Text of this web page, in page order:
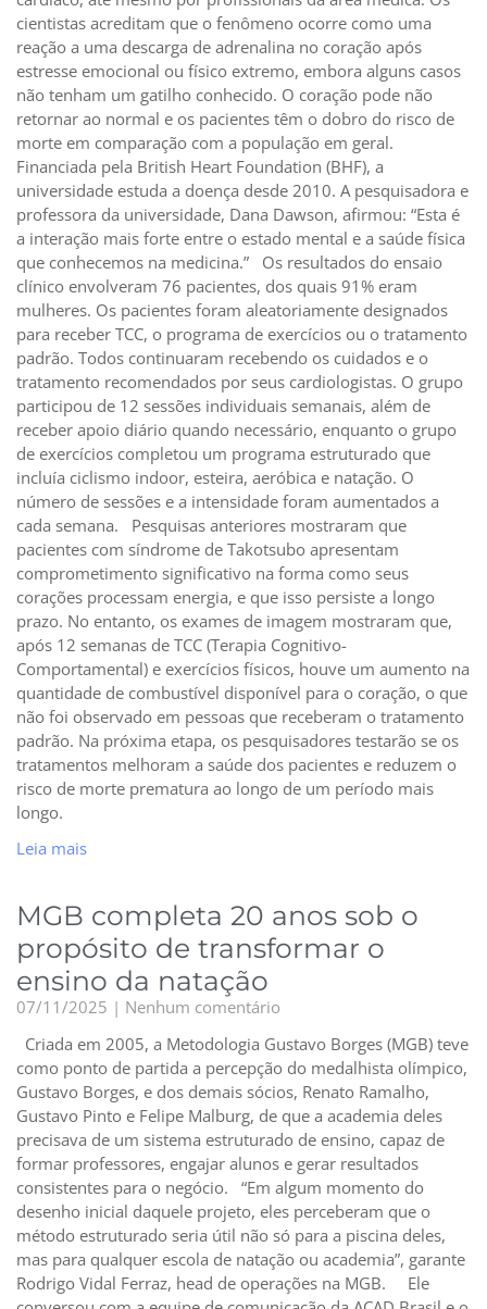
cientistas acreditam que o fenômeno ocorre como uma
reação a uma descarga de adrenalina no coração após
estresse emocional ou físico extremo, embora alguns casos
não tenham um gatilho conhecido. O coração pode não
retornar ao normal e os pacientes têm o dobro do risco de
morte em comparação com a população em geral.
Financiada pela British Heart Foundation (BHF), a
universidade estuda a doença desde 2010. A pesquisadora e
professora da universidade, Dana Dawson, afirmou: “Esta é
a interação mais forte entre o estado mental e a saúde física
que conhecemos na medicina.” Os resultados do ensaio
clínico envolveram 76 pacientes, dos quais 91% eram
mulheres. Os pacientes foram aleatoriamente designados
para receber TCC, o programa de exercícios ou o tratamento
padrão. Todos continuaram recebendo os cuidados e o
tratamento recomendados por seus cardiologistas. O grupo
participou de 12 sessões individuais semanais, além de
receber apoio diário quando necessário, enquanto o grupo
de exercícios completou um programa estruturado que
incluía ciclismo indoor, esteira, aeróbica e natação. O
número de sessões e a intensidade foram aumentados a
cada semana. Pesquisas anteriores mostraram que
pacientes com síndrome de Takotsubo apresentam
comprometimento significativo na forma como seus
corações processam energia, e que isso persiste a longo
prazo. No entanto, os exames de imagem mostraram que,
após 12 semanas de TCC (Terapia Cognitivo-
Comportamental) e exercícios físicos, houve um aumento na
quantidade de combustível disponível para o coração, o que
não foi observado em pessoas que receberam o tratamento
padrão. Na próxima etapa, os pesquisadores testarão se os
tratamentos melhoram a saúde dos pacientes e reduzem o
risco de morte prematura ao longo de um período mais
longo.
Leia mais
MGB completa 20 anos sob o
propósito de transformar o
ensino da natação
07/11/2025
Nenhum comentário
Criada em 2005, a Metodologia Gustavo Borges (MGB) teve
como ponto de partida a percepção do medalhista olímpico,
Gustavo Borges, e dos demais sócios, Renato Ramalho,
Gustavo Pinto e Felipe Malburg, de que a academia deles
precisava de um sistema estruturado de ensino, capaz de
formar professores, engajar alunos e gerar resultados
consistentes para o negócio. “Em algum momento do
desenho inicial daquele projeto, eles perceberam que o
método estruturado seria útil não só para a piscina deles,
mas para qualquer escola de natação ou academia”, garante
Rodrigo Vidal Ferraz, head de operações na MGB. Ele